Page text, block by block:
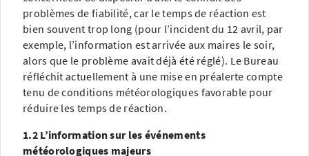
problèmes de fiabilité, car le temps de réaction est
bien souvent trop long (pour l’incident du 12 avril, par
exemple, l’information est arrivée aux maires le soir,
alors que le problème avait déjà été réglé). Le Bureau
réfléchit actuellement à une mise en préalerte compte
tenu de conditions météorologiques favorable pour
réduire les temps de réaction.
1.2 L’information sur les événements
météorologiques majeurs